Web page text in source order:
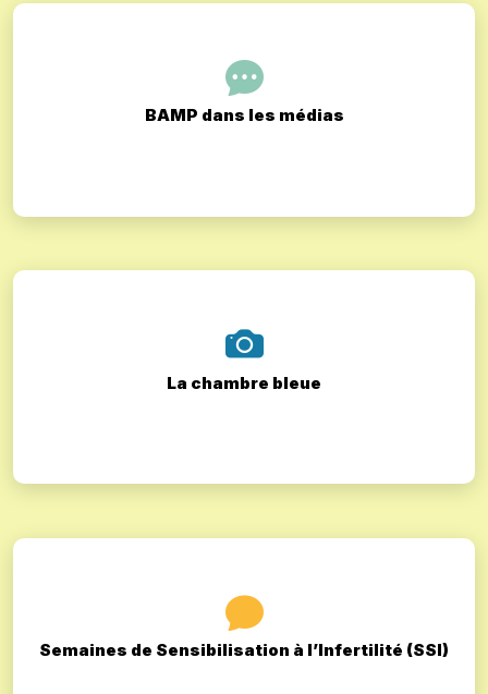
BAMP dans les médias
La chambre bleue
Semaines de Sensibilisation à l’Infertilité (SSI)